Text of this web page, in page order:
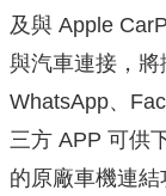
及與 Apple
與汽車連接，將
WhatsApp、
三方 APP 可供
的原廠車機連結